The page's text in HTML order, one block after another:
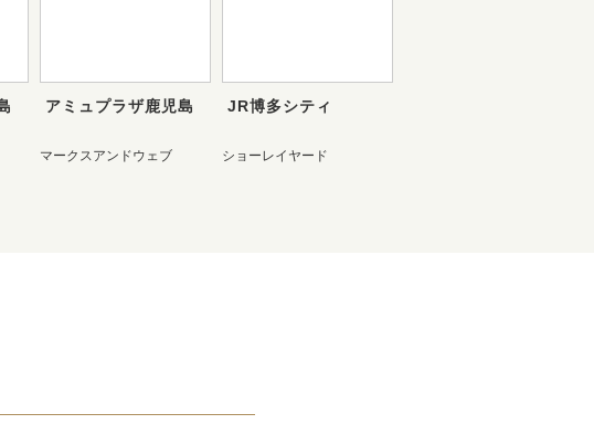
アミュプラザ鹿児島
マークスアンドウェブ
JR博多シティ
ショーレイヤード